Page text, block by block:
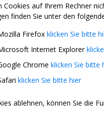
auf Ihrem Rechner
finden Sie unter den
Firefox klicken Sie bitte
Internet Explorer
Chrome klicken Sie bitte
klicken Sie bitte hier
ablehnen, können Sie die